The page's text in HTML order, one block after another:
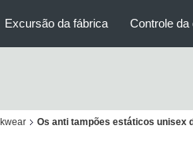
Excursão da fábrica Controle da
Os anti tampões estáticos unisex